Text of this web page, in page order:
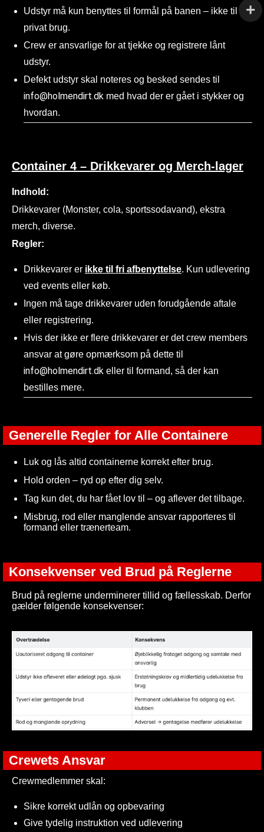
Udstyr må kun benyttes til formål på banen – ikke til
privat brug.
Crew er ansvarlige for at tjekke og registrere lånt
udstyr.
Defekt udstyr skal noteres og besked sendes til
info@holmendirt.dk med hvad der er gået i stykker og
hvordan.
Container 4 – Drikkevarer og Merch-lager
Indhold:
Drikkevarer (Monster, cola, sportssodavand), ekstra
merch, diverse.
Regler:
Drikkevarer er ikke til fri afbenyttelse. Kun udlevering
ved events eller køb.
Ingen må tage drikkevarer uden forudgående aftale
eller registrering.
Hvis der ikke er flere drikkevarer er det crew members
ansvar at gøre opmærksom på dette til
info@holmendirt.dk eller til formand, så der kan
bestilles mere.
Generelle Regler for Alle Containere
Luk og lås altid containerne korrekt efter brug.
Hold orden – ryd op efter dig selv.
Tag kun det, du har fået lov til – og aflever det tilbage.
Misbrug, rod eller manglende ansvar rapporteres til
formand eller trænerteam.
Konsekvenser ved Brud på Reglerne
Brud på reglerne underminerer tillid og fællesskab. Derfor
gælder følgende konsekvenser:
Crewets Ansvar
Crewmedlemmer skal:
Sikre korrekt udlån og opbevaring
Give tydelig instruktion ved udlevering